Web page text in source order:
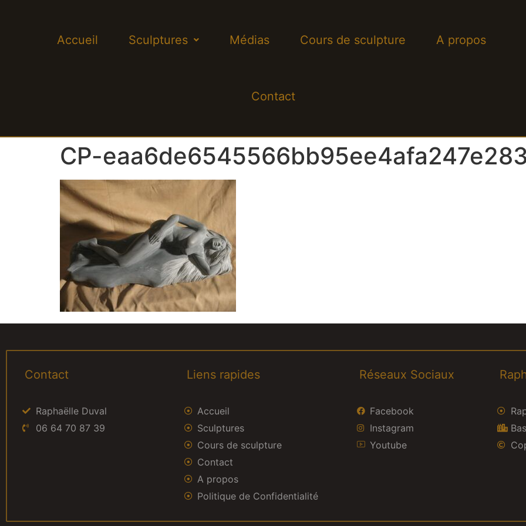
Accueil Sculptures Médias Cours de sculpture A propos
Contact
CP-
Contact
Raphaëlle Duval
06 64 70 87 39
Liens rapides
Accueil
Sculptures
Cours de sculpture
Contact
A propos
Politique de Confidentialité
Réseaux Sociaux
Facebook
Instagram
Youtube